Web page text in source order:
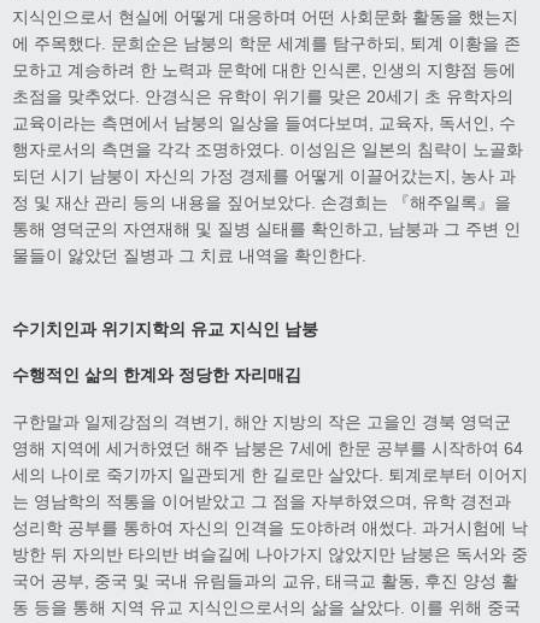
지식인으로서 현실에 어떻게 대응하며 어떤 사회문화 활동을 했는지
에 주목했다. 문희순은 남붕의 학문 세계를 탐구하되, 퇴계 이황을 존
모하고 계승하려 한 노력과 문학에 대한 인식론, 인생의 지향점 등에
초점을 맞추었다. 안경식은 유학이 위기를 맞은 20세기 초 유학자의
교육이라는 측면에서 남붕의 일상을 들여다보며, 교육자, 독서인, 수
행자로서의 측면을 각각 조명하였다. 이성임은 일본의 침략이 노골화
되던 시기 남붕이 자신의 가정 경제를 어떻게 이끌어갔는지, 농사 과
정 및 재산 관리 등의 내용을 짚어보았다. 손경희는 『해주일록』을
통해 영덕군의 자연재해 및 질병 실태를 확인하고, 남붕과 그 주변 인
물들이 앓았던 질병과 그 치료 내역을 확인한다.
수기치인과 위기지학의 유교 지식인 남붕
수행적인 삶의 한계와 정당한 자리매김
구한말과 일제강점의 격변기, 해안 지방의 작은 고을인 경북 영덕군
영해 지역에 세거하였던 해주 남붕은 7세에 한문 공부를 시작하여 64
세의 나이로 죽기까지 일관되게 한 길로만 살았다. 퇴계로부터 이어지
는 영남학의 적통을 이어받았고 그 점을 자부하였으며, 유학 경전과
성리학 공부를 통하여 자신의 인격을 도야하려 애썼다. 과거시험에 낙
방한 뒤 자의반 타의반 벼슬길에 나아가지 않았지만 남붕은 독서와 중
국어 공부, 중국 및 국내 유림들과의 교유, 태극교 활동, 후진 양성 활
동 등을 통해 지역 유교 지식인으로서의 삶을 살았다. 이를 위해 중국